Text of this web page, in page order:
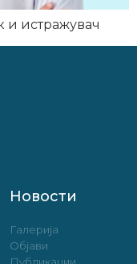
и истражувач
Новости
Галерија
Објави